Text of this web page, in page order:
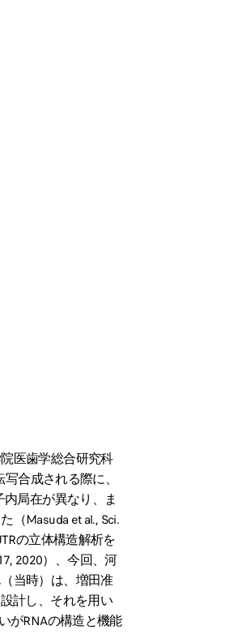
医歯学総合研究科
合成される際に、
局在が異なり、ま
（Masuda et al., Sci.
の立体構造解析を
2020）、今回、河
当時）は、増田准
計し、それを用い
がRNAの構造と機能